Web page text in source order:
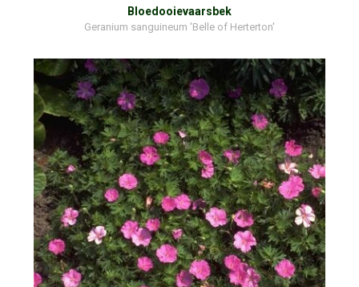
Bloedooievaarsbek
Geranium sanguineum 'Belle of Herterton'